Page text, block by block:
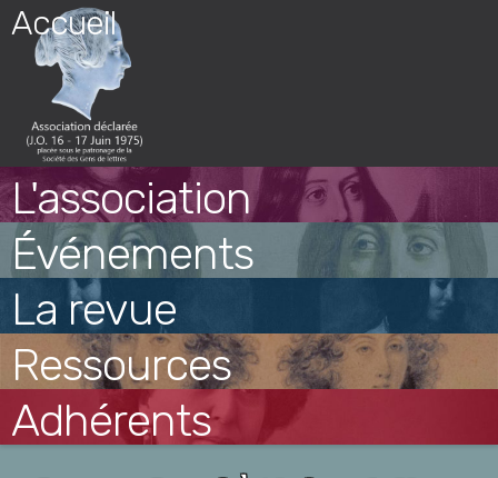
Skip
content
Accueil
L'association
Événements
La revue
Ressources
Adhérents